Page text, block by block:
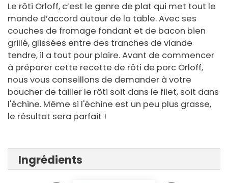
Le rôti Orloff, c’est le genre de plat qui met tout le
monde d’accord autour de la table. Avec ses
couches de fromage fondant et de bacon bien
grillé, glissées entre des tranches de viande
tendre, il a tout pour plaire. Avant de commencer
à préparer cette recette de rôti de porc Orloff,
nous vous conseillons de demander à votre
boucher de tailler le rôti soit dans le filet, soit dans
l'échine. Même si l'échine est un peu plus grasse,
le résultat sera parfait !
Ingrédients